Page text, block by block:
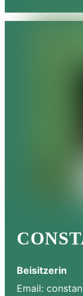
Beisitzerin
Email: